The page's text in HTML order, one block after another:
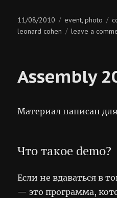
Posted
on
11/08/2010 Categories
event,photo
leonard cohen leave a
Assembly
Материал написан
Что такое demo?
Если не вдаваться в
— это программа,